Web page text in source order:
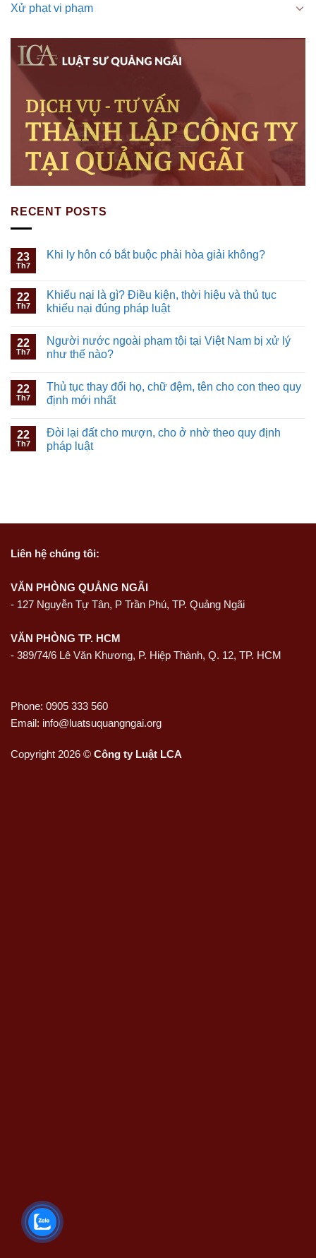
Xử phạt vi phạm
RECENT POSTS
23
Th7
Khi ly hôn có bắt buộc phải hòa giải không?
22
Th7
Khiếu nại là gì? Điều kiện, thời hiệu và thủ tục
khiếu nại đúng pháp luật
22
Th7
Người nước ngoài phạm tội tại Việt Nam bị xử lý
như thế nào?
22
Th7
Thủ tục thay đổi họ, chữ đệm, tên cho con theo quy
định mới nhất
22
Th7
Đòi lại đất cho mượn, cho ở nhờ theo quy định
pháp luật
Liên hệ chúng tôi:
VĂN PHÒNG QUẢNG NGÃI
- 127 Nguyễn Tự Tân, P Trần Phú, TP. Quảng Ngãi
VĂN PHÒNG TP. HCM
- 389/74/6 Lê Văn Khương, P. Hiệp Thành, Q. 12, TP. HCM
Phone: 0905 333 560
Email: info@luatsuquangngai.org
Copyright 2026 © Công ty Luật LCA